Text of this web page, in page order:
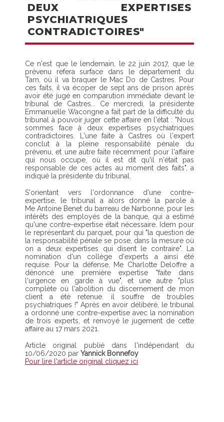
DEUX EXPERTISES
PSYCHIATRIQUES
CONTRADICTOIRES"
Ce n'est que le lendemain, le 22 juin 2017, que le
prévenu refera surface dans le département du
Tarn, où il va braquer le Mac Do de Castres. Pour
ces faits, il va écoper de sept ans de prison après
avoir été jugé en comparution immédiate devant le
tribunal de Castres... Ce mercredi, la présidente
Emmanuelle Wacongne a fait part de la difficulté du
tribunal à pouvoir juger cette affaire en l'état : "Nous
sommes face à deux expertises psychiatriques
contradictoires. L'une faite à Castres où l'expert
conclut à la pleine responsabilité pénale du
prévenu, et une autre faite récemment pour l'affaire
qui nous occupe, où il est dit qu'il n'était pas
responsable de ces actes au moment des faits", a
indiqué la présidente du tribunal.
S'orientant vers l'ordonnance d'une contre-
expertise, le tribunal a alors donné la parole à
Me Antoine Benet du barreau de Narbonne, pour les
intérêts des employés de la banque, qui a estimé
qu'une contre-expertise était nécessaire. Idem pour
le représentant du parquet, pour qui "la question de
la responsabilité pénale se pose, dans la mesure où
on a deux expertises qui disent le contraire". La
nomination d'un collège d'experts a ainsi été
requise. Pour la défense, Me Charlotte Deloffre a
dénoncé une première expertise "faite dans
l'urgence en garde à vue", et une autre "plus
complète où l'abolition du discernement de mon
client a été retenue. il souffre de troubles
psychiatriques !" Après en avoir délibéré, le tribunal
a ordonné une contre-expertise avec la nomination
de trois experts, et renvoyé le jugement de cette
affaire au 17 mars 2021.
Article original publié dans l'indépendant du
10/06/2020 par Yannick Bonnefoy
Pour lire l'article original cliquez ici